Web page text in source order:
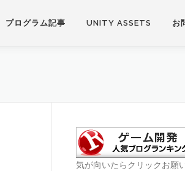
プログラム記事 UNITY ASSETS お
気が向いたらクリックお願